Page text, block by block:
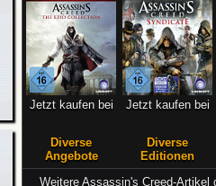
Jetzt kaufen bei
Diverse
Angebote
Jetzt kaufen bei
Diverse
Editionen
Weitere Assassin's Creed-Artikel